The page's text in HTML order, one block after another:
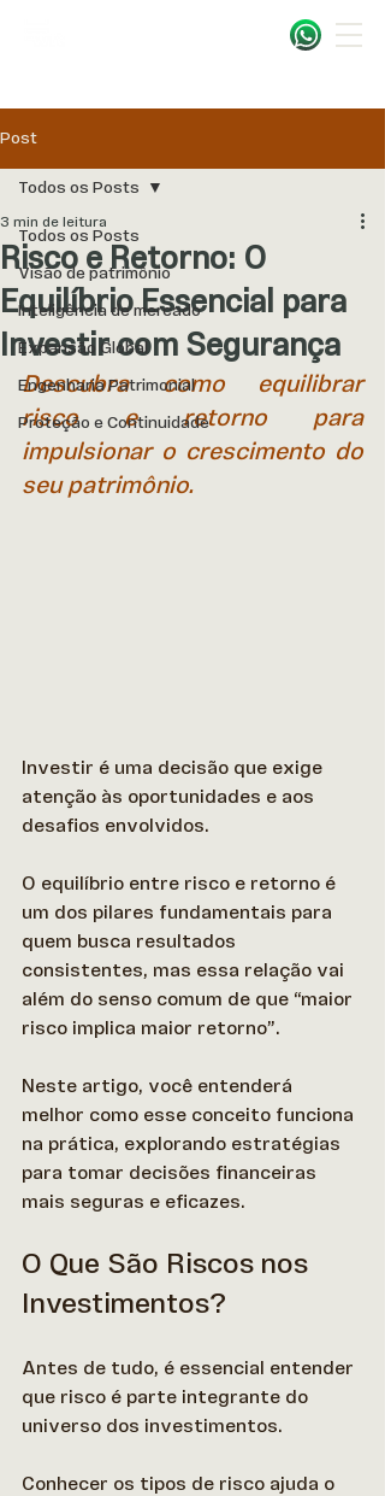
Post
Todos os Posts
Visão de patrimônio
Inteligência de mercado
Expansão Global
Engenharia Patrimonial
Proteção e Continuidade
Todos os Posts
Risco e Retorno: O
Equilíbrio Essencial para
Investir com Segurança
3 min de leitura
Descubra como equilibrar
risco e retorno para
impulsionar o crescimento do
seu patrimônio.
Investir é uma decisão que exige
atenção às oportunidades e aos
desafios envolvidos.
O equilíbrio entre risco e retorno é
um dos pilares fundamentais para
quem busca resultados
consistentes, mas essa relação vai
além do senso comum de que “maior
risco implica maior retorno”.
Neste artigo, você entenderá
melhor como esse conceito funciona
na prática, explorando estratégias
para tomar decisões financeiras
mais seguras e eficazes.
O Que São Riscos nos
Investimentos?
Antes de tudo, é essencial entender
que risco é parte integrante do
universo dos investimentos.
Conhecer os tipos de risco ajuda o